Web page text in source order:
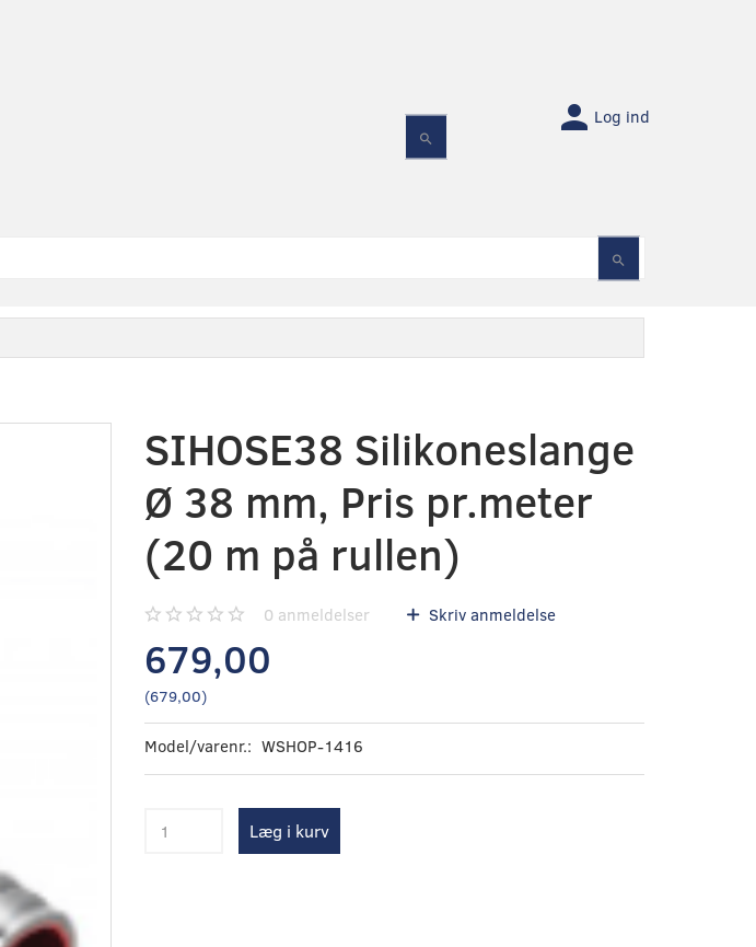
Log ind
SIHOSE38 Silikoneslange
Ø 38 mm, Pris pr.meter
(20 m på rullen)
0 anmeldelser Skriv anmeldelse
679,00
(679,00)
Model/varenr.: WSHOP-1416
Læg i kurv